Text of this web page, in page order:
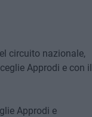
circuito nazionale,
Approdi e con il
Approdi e